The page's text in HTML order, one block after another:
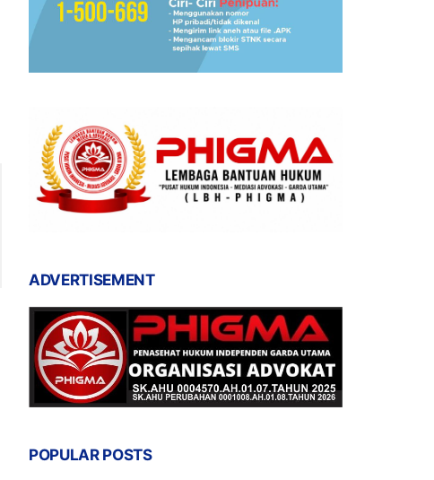
ADVERTISEMENT
POPULAR POSTS